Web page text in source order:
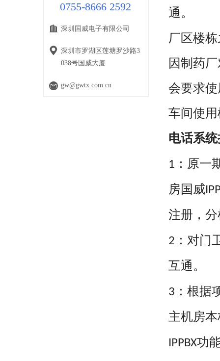
0755-8666 2592
深圳国威电子有限公司
深圳市罗湖区莲塘罗沙路3
038号国威大厦
gw@gwtx.com.cn
通。
厂区楼
因制药
会要求
车间使
电话系
1 ：原一
房国威
注册，
2 ：对门
互通。
3 ：根据
主机房
IPPBX功